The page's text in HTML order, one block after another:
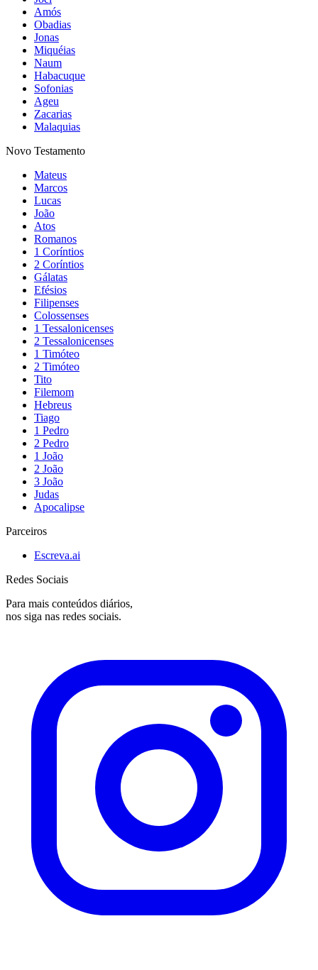
Amós
Obadias
Jonas
Miquéias
Naum
Habacuque
Sofonias
Ageu
Zacarias
Malaquias
Novo Testamento
Mateus
Marcos
Lucas
João
Atos
Romanos
1 Coríntios
2 Coríntios
Gálatas
Efésios
Filipenses
Colossenses
1 Tessalonicenses
2 Tessalonicenses
1 Timóteo
2 Timóteo
Tito
Filemom
Hebreus
Tiago
1 Pedro
2 Pedro
1 João
2 João
3 João
Judas
Apocalipse
Parceiros
Escreva.ai
Redes Sociais
Para mais conteúdos diários,
nos siga nas redes sociais.